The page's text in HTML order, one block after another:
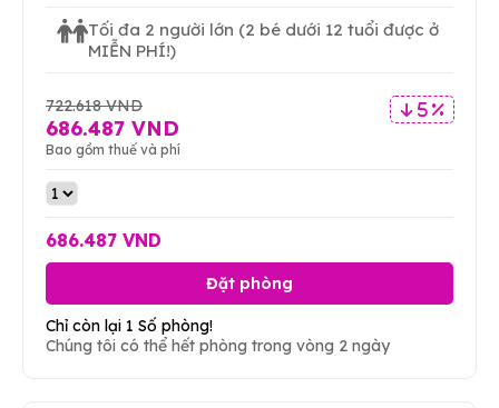
Tối đa 2 người lớn (2 bé dưới 12 tuổi được ở
MIỄN PHÍ!)
5 %
722.618 VND
686.487 VND
Bao gồm thuế và phí
686.487 VND
Đặt phòng
Chỉ còn lại 1 Số phòng!
Chúng tôi có thể hết phòng trong vòng 2 ngày